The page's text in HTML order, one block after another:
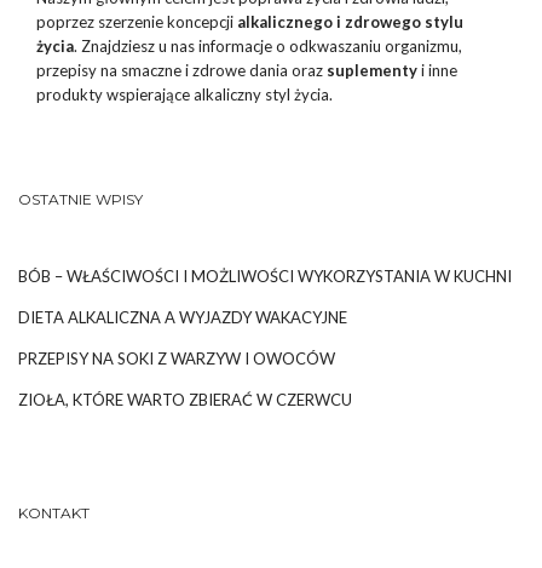
poprzez szerzenie koncepcji alkalicznego i zdrowego stylu
życia. Znajdziesz u nas informacje o odkwaszaniu organizmu,
przepisy na smaczne i zdrowe dania oraz suplementyi inne
produkty wspierające alkaliczny styl życia.
OSTATNIE WPISY
BÓB – WŁAŚCIWOŚCI I MOŻLIWOŚCI WYKORZYSTANIA W KUCHNI
DIETA ALKALICZNA A WYJAZDY WAKACYJNE
PRZEPISY NA SOKI Z WARZYW I OWOCÓW
ZIOŁA, KTÓRE WARTO ZBIERAĆ W CZERWCU
KONTAKT